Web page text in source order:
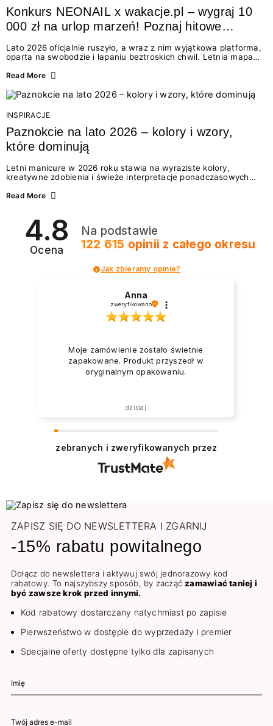
Konkurs NEONAIL x wakacje.pl – wygraj 10
000 zł na urlop marzeń! Poznaj hitowe
Lato 2026 oficjalnie ruszyło, a wraz z nim wyjątkowa platforma,
oparta na swobodzie i łapaniu beztroskich chwil. Letnia mapa
doświadczenia wakacji – od spontanicznych wyjazdów, przez
Motywem przewodnim jest eksplorowanie i kolekcjonowanie
letnich momentów. Z tej okazji przygotowaliśmy coś absolutnie
wyjątkowego: wielki konkurs z wakacje.pl oraz dawkę
najgorętszych trendów w...
Read More
INSPIRACJE
Paznokcie na lato 2026 – kolory i wzory,
które dominują
Letni manicure w 2026 roku stawia na wyraziste kolory,
kreatywne zdobienia i świeże interpretacje ponadczasowych
zarówno energetycznych odcieni inspirowanych wakacjami, jak
2026? Znajdź inspirację dla swojego manicure!
Read More
4.8
Ocena
Na podstawie
122 615 opinii z całego okresu
Jak zbieramy opinie?
Anna
zweryfikowano
Moje zamówienie zostało świetnie
zapakowane. Produkt przyszedł w
oryginalnym opakowaniu.
dzisiaj
zebranych i zweryfikowanych przez
ZAPISZ SIĘ DO NEWSLETTERA I ZGARNIJ
-15% rabatu powitalnego
Dołącz do newslettera i aktywuj swój jednorazowy kod
rabatowy. To najszybszy sposób, by zacząćzamawiać taniej i
być zawsze krok przed innymi.
Kod rabatowy dostarczany natychmiast po zapisie
Pierwszeństwo w dostępie do wyprzedaży i premier
Specjalne oferty dostępne tylko dla zapisanych